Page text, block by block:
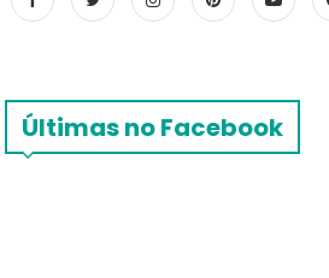
Últimas no Facebook